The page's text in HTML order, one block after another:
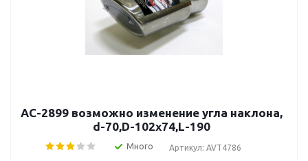
AC-2899 возможно изменение угла наклона,
d-70,D-102х74,L-190
Много Артикул: AVT4786